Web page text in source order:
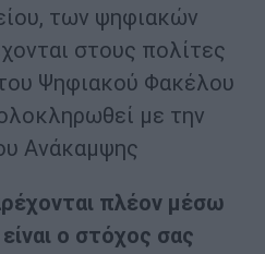
των ψηφιακών
στους πολίτες
Ψηφιακού Φακέλου
με την
Ανάκαμψης
πλέον μέσω
ο στόχος σας